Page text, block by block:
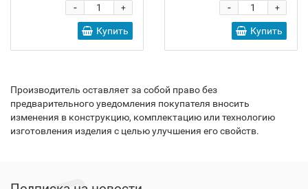
+
-
Купить
+
-
Купить
Производитель оставляет за собой право без
предварительного уведомления покупателя вносить
изменения в конструкцию, комплектацию или технологию
изготовления изделия с целью улучшения его свойств.